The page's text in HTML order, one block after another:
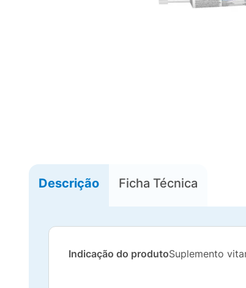
Descrição Ficha Técnica
Indicação do produtoSuplemento